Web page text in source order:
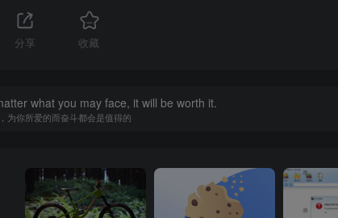
分享 收藏
what you may face, it will be worth it.
为你所爱的而奋斗都会是值得的